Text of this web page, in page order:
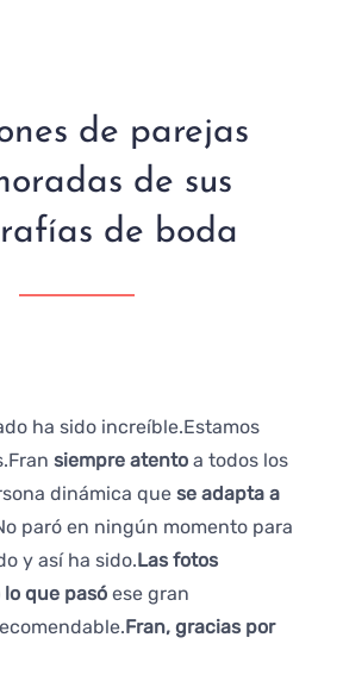
de parejas
de sus
de boda
ha sido increíble.Estamos
siempre atento a todos los
dinámica que se adapta a
paró en ningún momento para
y así ha sido.Las fotos
que pasó ese gran
Fran, gracias por